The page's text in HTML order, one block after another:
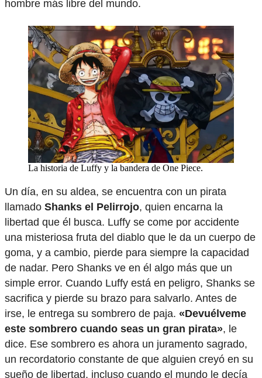
hombre más libre del mundo.
La historia de Luffy y la bandera de One Piece.
Un día, en su aldea, se encuentra con un pirata
llamado Shanks el Pelirrojo, quien encarna la
libertad que él busca. Luffy se come por accidente
una misteriosa fruta del diablo que le da un cuerpo de
goma, y a cambio, pierde para siempre la capacidad
de nadar. Pero Shanks ve en él algo más que un
simple error. Cuando Luffy está en peligro, Shanks se
sacrifica y pierde su brazo para salvarlo. Antes de
irse, le entrega su sombrero de paja. «Devuélveme
este sombrero cuando seas un gran pirata», le
dice. Ese sombrero es ahora un juramento sagrado,
un recordatorio constante de que alguien creyó en su
sueño de libertad, incluso cuando el mundo le decía